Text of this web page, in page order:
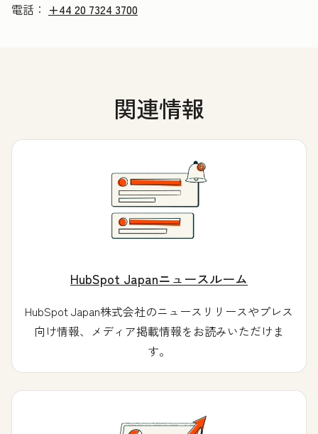
電話： +44 20 7324 3700
関連情報
HubSpot Japanニュースルーム
HubSpot Japan株式会社のニュースリリースやプレス
向け情報、メディア掲載情報をお読みいただけま
す。